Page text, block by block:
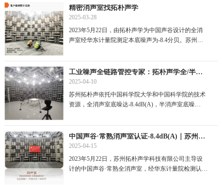
精密消声室找拓朴声学
2025-03-28
2023年5月22日，由拓朴声学为中国声谷设计的全消
声室经华东计量院测定本底噪声为-8.4分贝。苏州拓
工业噪声全链路管控专家：拓朴声学全/半消声室解决方案
2025-04-10
苏州拓朴声依托中国科学院大学和中国科学院的技术
资源，全消声室底噪达-8.4dB(A)，半消声室底噪
中国声谷·常熟消声室认证-8.4dB(A)｜苏州拓朴声学打造国内最低底噪实验室
2025-04-15
2023年5月22日，苏州拓朴声学科技有限公司主导设
计的中国声谷·常熟全消声室，经华东计量院检测认